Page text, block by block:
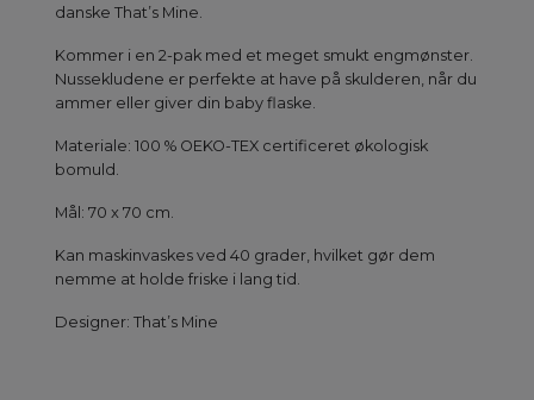
danske That’s Mine.
Kommer i en 2-pak med et meget smukt engmønster.
Nussekludene er perfekte at have på skulderen, når du
ammer eller giver din baby flaske.
Materiale: 100 % OEKO-TEX certificeret økologisk
bomuld.
Mål: 70 x 70 cm.
Kan maskinvaskes ved 40 grader, hvilket gør dem
nemme at holde friske i lang tid.
Designer: That’s Mine